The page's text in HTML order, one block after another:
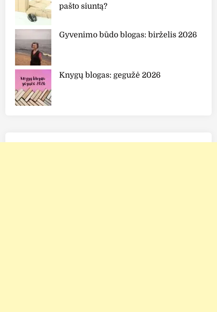
pašto siuntą?
Gyvenimo būdo blogas: birželis 2026
Knygų blogas: gegužė 2026